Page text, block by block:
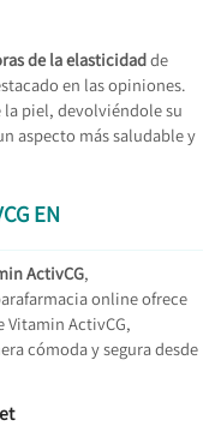
de la elasticidadde
en las opiniones.
piel, devolviéndole su
aspecto más saludable y
EN
ActivCG,
online ofrece
Vitamin ActivCG,
cómoda y segura desde